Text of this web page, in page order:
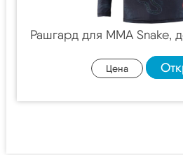
Рашгард для MMA Snake,
Цена